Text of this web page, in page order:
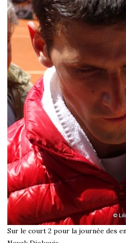
Sur le court 2 pour la journée des